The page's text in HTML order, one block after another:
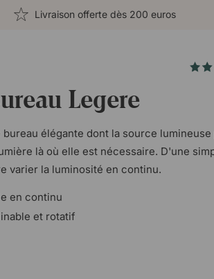
Livraison offerte dès 200 euros
Legere
bureau élégante dont la source
là où elle est nécessaire. D'une
varier la luminosité en continu.
en continu
et rotatif